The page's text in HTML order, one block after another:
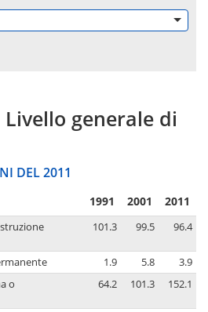
Livello generale di
DEL 2011
1991 2001 2011
101.3 99.5 96.4
1.9 5.8
3.9
o
64.2 101.3 152.1